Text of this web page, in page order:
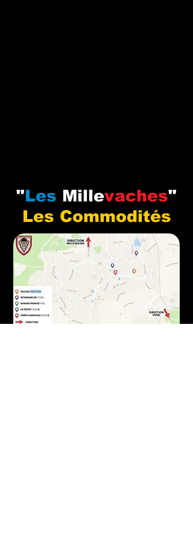
"Les Millevaches"
Les Commodités